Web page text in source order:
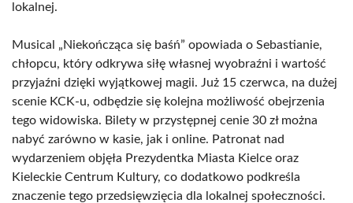
lokalnej.
Musical „Niekończąca się baśń” opowiada o Sebastianie,
chłopcu, który odkrywa siłę własnej wyobraźni i wartość
przyjaźni dzięki wyjątkowej magii. Już 15 czerwca, na dużej
scenie KCK-u, odbędzie się kolejna możliwość obejrzenia
tego widowiska. Bilety w przystępnej cenie 30 zł można
nabyć zarówno w kasie, jak i online. Patronat nad
wydarzeniem objęła Prezydentka Miasta Kielce oraz
Kieleckie Centrum Kultury, co dodatkowo podkreśla
znaczenie tego przedsięwzięcia dla lokalnej społeczności.